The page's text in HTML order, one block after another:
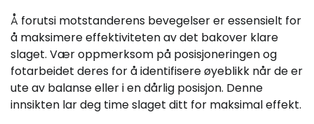
Å forutsi motstanderens bevegelser er essensielt for
å maksimere effektiviteten av det bakover klare
slaget. Vær oppmerksom på posisjoneringen og
fotarbeidet deres for å identifisere øyeblikk når de er
ute av balanse eller i en dårlig posisjon. Denne
innsikten lar deg time slaget ditt for maksimal effekt.